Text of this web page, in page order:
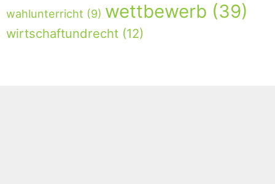
wahlunterricht (9) wettbewerb (39)
wirtschaftundrecht (12)